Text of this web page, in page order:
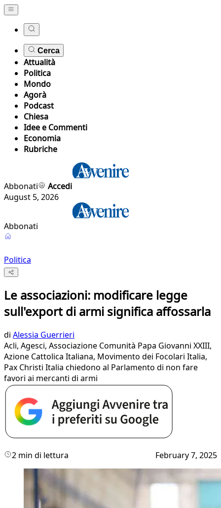
Cerca
Attualità
Politica
Mondo
Agorà
Podcast
Chiesa
Idee e Commenti
Economia
Rubriche
Abbonati
Accedi
August 5, 2026
Abbonati
Politica
Le associazioni: modificare legge
sull'export di armi significa affossarla
di Alessia Guerrieri
Acli, Agesci, Associazione Comunità Papa Giovanni XXIII,
Azione Cattolica Italiana, Movimento dei Focolari Italia,
Pax Christi Italia chiedono al Parlamento di non fare
favori ai mercanti di armi
2 min di lettura February 7, 2025